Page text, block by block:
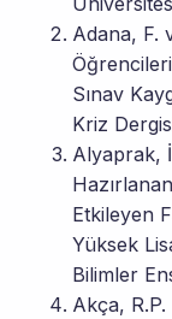
Adana, F.
Sınav
Kriz
Alyaprak,
Etkileyen
Yüksek
Bilimler
Akça,